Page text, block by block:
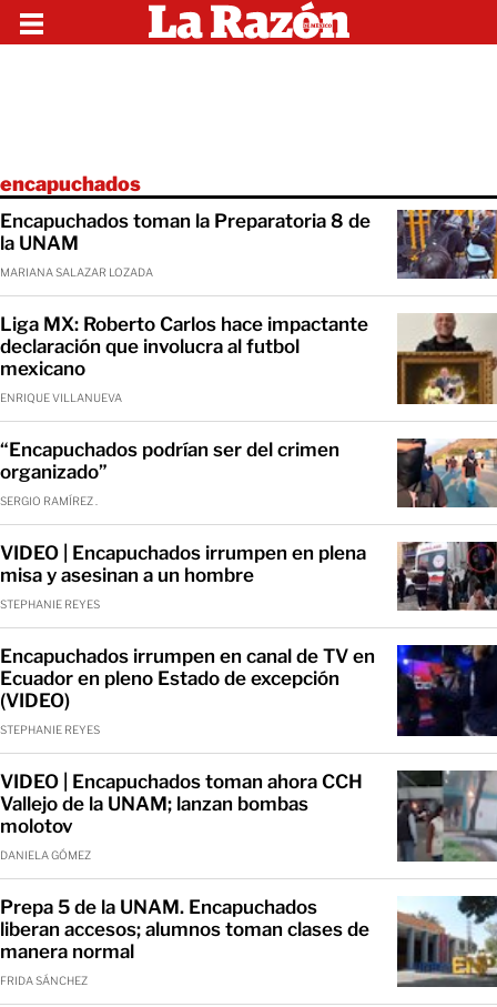
encapuchados
Encapuchados toman la Preparatoria 8 de
la UNAM
MARIANA SALAZAR LOZADA
Liga MX: Roberto Carlos hace impactante
declaración que involucra al futbol
mexicano
ENRIQUE VILLANUEVA
“Encapuchados podrían ser del crimen
organizado”
SERGIO RAMÍREZ .
VIDEO | Encapuchados irrumpen en plena
misa y asesinan a un hombre
STEPHANIE REYES
Encapuchados irrumpen en canal de TV en
Ecuador en pleno Estado de excepción
(VIDEO)
STEPHANIE REYES
VIDEO | Encapuchados toman ahora CCH
Vallejo de la UNAM; lanzan bombas
molotov
DANIELA GÓMEZ
Prepa 5 de la UNAM. Encapuchados
liberan accesos; alumnos toman clases de
manera normal
FRIDA SÁNCHEZ